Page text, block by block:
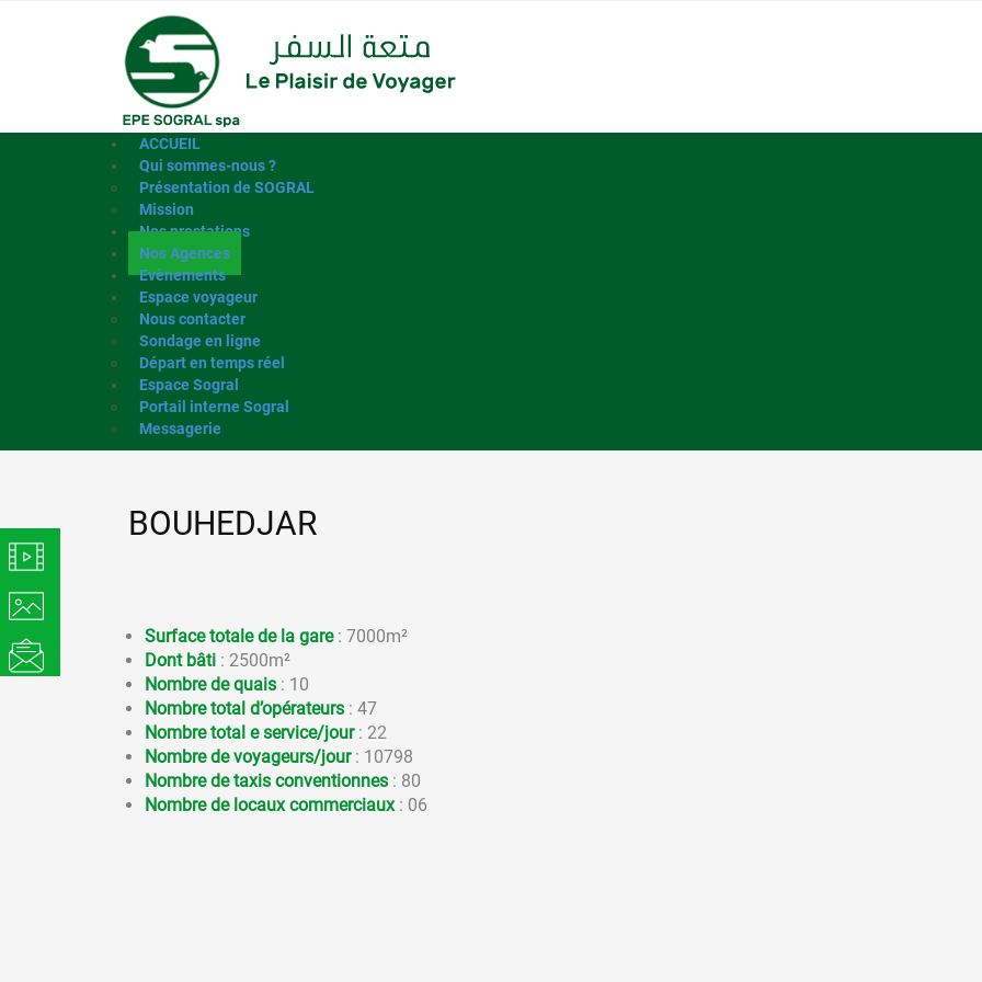
ACCUEIL
Qui sommes-nous ?
Présentation de SOGRAL
Mission
Nos prestations
Nos Agences
Evènements
Espace voyageur
Nous contacter
Sondage en ligne
Départ en temps réel
Espace Sogral
Portail interne Sogral
Messagerie
BOUHEDJAR
Surface totale de la gare: 7000m²
Dont bâti : 2500m²
Nombre de quais : 10
Nombre total d’opérateurs : 47
Nombre total e service/jour: 22
Nombre de voyageurs/jour : 10798
Nombre de taxis conventionnes : 80
Nombre de locaux commerciaux : 06